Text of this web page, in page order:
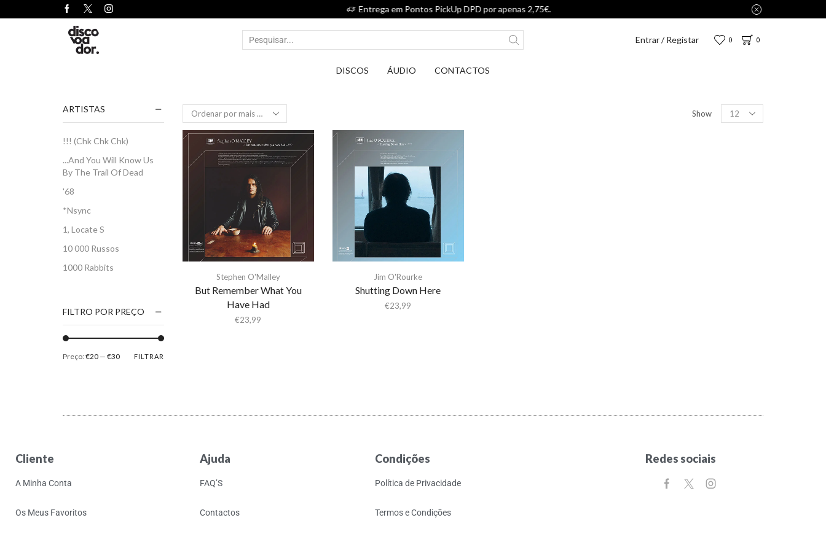
Entrega em Pontos PickUp DPD por apenas 2,75€.
Entrar / Registar 0 0
DISCOS ÁUDIO CONTACTOS
Show
Stephen O'Malley
But Remember What You
Have Had
€23,99
Jim O'Rourke
Shutting Down Here
€23,99
ARTISTAS
!!! (Chk Chk Chk)
...And You Will Know Us
By The Trail Of Dead
'68
*Nsync
1, Locate S
10 000 Russos
1000 Rabbits
5 Seconds Of Summer
50 Foot Wave
65daysofstatic
81355
Strangers
FILTRO POR PREÇO
FILTRAR
Preço:€20 — €30
Cliente
A Minha Conta
Os Meus Favoritos
Ajuda
FAQ’S
Contactos
Condições
Política de Privacidade
Termos e Condições
Redes sociais